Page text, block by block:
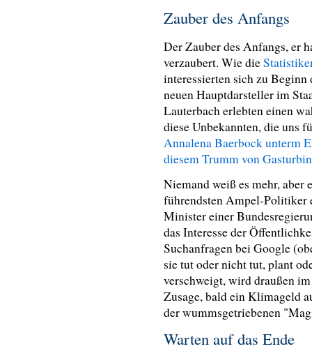
Zauber des Anfangs
Der Zauber des Anfangs, er
verzaubert. Wie die
interessierten sich zu
neuen Hauptdarsteller im
Lauterbach erlebten einen
diese Unbekannten, die uns
Annalena Baerbock unterm
diesem Trumm von
Niemand weiß es mehr, aber
führendsten Ampel-Politiker
Minister einer
das Interesse der
Suchanfragen bei Google
sie tut oder nicht tut, plant
verschweigt, wird draußen
Zusage, bald ein Klimageld
der wummsgetriebenen
Warten auf das Ende